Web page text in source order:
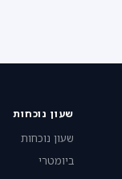
שעון נוכחות
שעון נוכחות
ביומטרי